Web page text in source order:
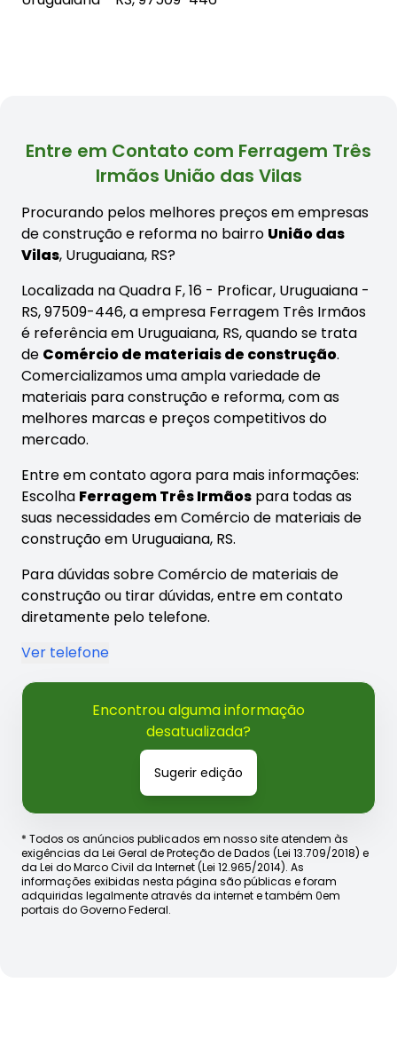
Entre em Contato com Ferragem Três
Irmãos União das Vilas
Procurando pelos melhores preços em empresas
de construção e reforma no bairro União das
Vilas, Uruguaiana, RS?
Localizada na Quadra F, 16 - Proficar, Uruguaiana -
RS, 97509-446, a empresa Ferragem Três Irmãos
é referência em Uruguaiana, RS, quando se trata
de Comércio de materiais de construção.
Comercializamos uma ampla variedade de
materiais para construção e reforma, com as
melhores marcas e preços competitivos do
mercado.
Entre em contato agora para mais informações:
Escolha Ferragem Três Irmãos para todas as
suas necessidades em Comércio de materiais de
construção em Uruguaiana, RS.
Para dúvidas sobre Comércio de materiais de
construção ou tirar dúvidas, entre em contato
diretamente pelo telefone.
Ver telefone
Encontrou alguma informação
desatualizada?
Sugerir edição
* Todos os anúncios publicados em nosso site atendem às
exigências da Lei Geral de Proteção de Dados (Lei 13.709/2018) e
da Lei do Marco Civil da Internet (Lei 12.965/2014). As
informações exibidas nesta página são públicas e foram
adquiridas legalmente através da internet e também 0em
portais do Governo Federal.